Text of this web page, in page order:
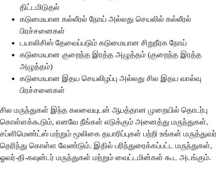
திட்டமிடுதல்
கடுமையான கல்லீரல் நோய் அல்லது செயலில் கல்லீரல்
பிரச்சனைகள்
டயாலிசிஸ் தேவைப்படும் கடுமையான சிறுநீரக நோய்
கடுமையான குறைந்த இரத்த அழுத்தம் (குறைந்த இரத்த
அழுத்தம்)
கடுமையான இதய செயலிழப்பு அல்லது சில இதய வால்வு
பிரச்சனைகள்
சில மருந்துகள் இந்த கலவையுடன் ஆபத்தான முறையில் தொடர்பு
கொள்ளக்கூடும், எனவே நீங்கள் எடுக்கும் அனைத்து மருந்துகள்,
சப்ளிமெண்ட்ஸ் மற்றும் மூலிகை தயாரிப்புகள் பற்றி உங்கள் மருத்துவர்
தெரிந்து கொள்ள வேண்டும். இதில் பரிந்துரைக்கப்பட்ட மருந்துகள்,
ஓவர்-தி-கவுன்டர் மருந்துகள் மற்றும் வைட்டமின்கள் கூட அடங்கும்.